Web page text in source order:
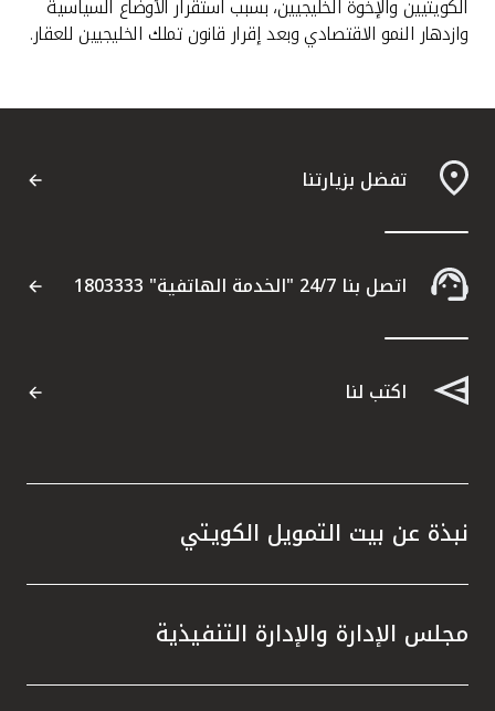
الكويتيين والإخوة الخليجيين، بسبب استقرار الأوضاع السياسية
وازدهار النمو الاقتصادي وبعد إقرار قانون تملك الخليجيين للعقار.
تفضل بزيارتنا
اتصل بنا 24/7 "الخدمة الهاتفية" 1803333
اكتب لنا
نبذة عن بيت التمويل الكويتي
مجلس الإدارة والإدارة التنفيذية